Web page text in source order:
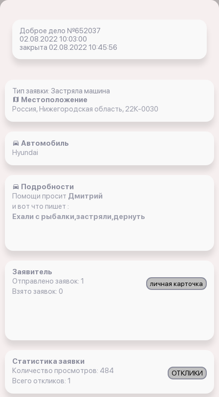
Доброе дело №652037
02.08.2022 10:03:00
закрыта 02.08.2022 10:45:56
Тип заявки: Застряла машина
Местоположение
Россия, Нижегородская область, 22К-0030
Автомобиль
Hyundai
Подробности
Помощи просит Дмитрий
и вот что пишет :
Ехали с рыбалки,застряли,дернуть
Заявитель
личная карточка
Отправлено заявок: 1
Взято заявок: 0
Статистика заявки
ОТКЛИКИ
Количество просмотров: 484
Всего откликов: 1